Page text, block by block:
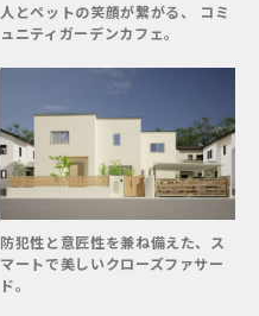
人とペットの笑顔が繋がる、 コミ
ュニティガーデンカフェ。
防犯性と意匠性を兼ね備えた、ス
マートで美しいクローズファサー
ド。